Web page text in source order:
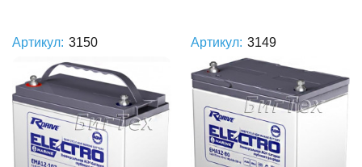
Артикул: 3150 Артикул: 3149